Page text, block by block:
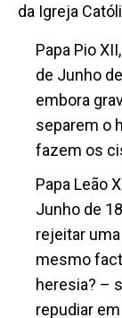
da Igreja
Papa Pio XII,
de Junho
embora
separem o
fazem os
Papa Leão
Junho de
rejeitar
mesmo
heresia? –
repudiar